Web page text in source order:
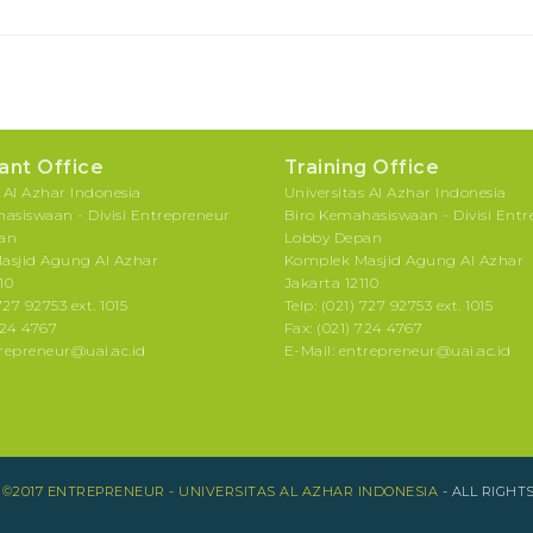
Office
Azhar Indonesia
- Divisi Entrepreneur
Agung Al Azhar
92753 ext. 1015
4767
Training Office
Universitas Al Azhar Indonesia
Biro Kemahasiswaan - Divisi
Lobby Depan
Komplek Masjid Agung Al Azhar
Jakarta 12110
Telp: (021) 727 92753 ext. 1015
Fax: (021) 724 4767
E-Mail: entrepreneur@uai.ac.id
©2017 ENTREPRENEUR - UNIVERSITAS AL AZHAR INDONESIA - ALL